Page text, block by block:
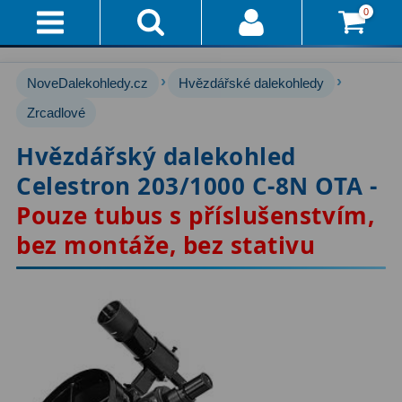
0
Přihlášení
Affiliate
Průvodce
Doručení
A
Platba
Vrácení
Akce!
Hvězdářské dalekohledy
Pro začátečníky 67
Pro děti30
Čočkové60
Zrcadlové65
Katadioptrické7
ED / Apochromáty33
Ritchey-Chrétien 13
NoveDalekohledy.cz › Hvězdářské dalekohledy ›
Zrcadlové
Hvězdářský dalekohled
Celestron 203/1000 C-8N OTA -
Pouze tubus s příslušenstvím,
bez montáže, bez stativu